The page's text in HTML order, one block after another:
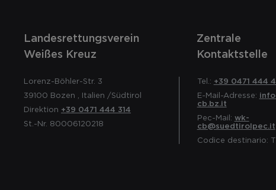
Landesrettungsverein
Weißes Kreuz
Lorenz-Böhler-Str. 3
39100 Bozen Italien /Südtirol
Direktion +39 0471 444 314
St.-Nr. 80006120218
Zentrale
Kontaktstelle
Tel.: +39 0471 444
E-Mail-Adresse:
cb.bz.it
Pec-Mail: wk-
cb@suedtirolpec.it
Codice destinario: